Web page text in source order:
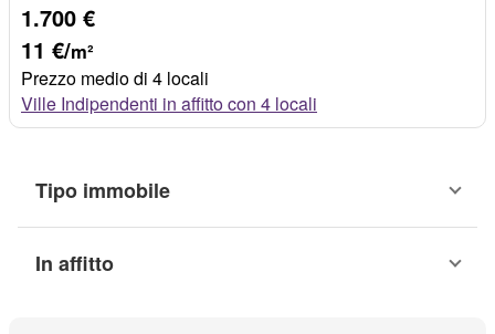
1.700 €
11 €/m²
Prezzo medio di 4 locali
Ville Indipendenti in affitto con 4 locali
Tipo immobile
In affitto